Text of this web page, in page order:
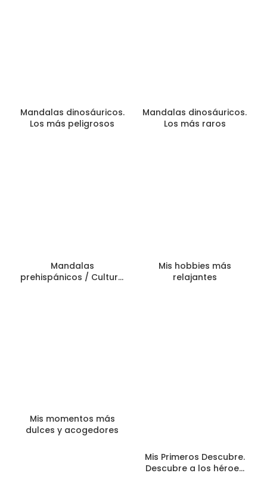
Mandalas dinosáuricos.
Los más peligrosos
Mandalas dinosáuricos.
Los más raros
Mandalas
prehispánicos / Cultura
Mis hobbies más
relajantes
Mis momentos más
dulces y acogedores
Mis Primeros Descubre.
Descubre a los héroes